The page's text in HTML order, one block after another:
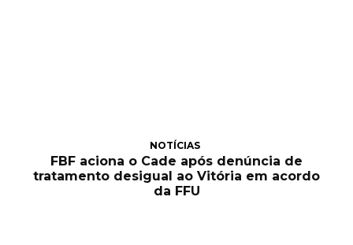
NOTÍCIAS
FBF aciona o Cade após denúncia de
tratamento desigual ao Vitória em acordo
da FFU